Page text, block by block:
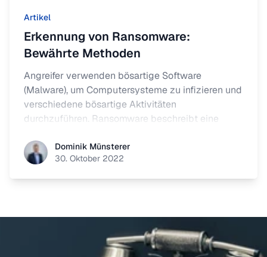
Artikel
Erkennung von Ransomware:
Bewährte Methoden
Angreifer verwenden bösartige Software
(Malware), um Computersysteme zu infizieren und
verschiedene bösartige Aktivitäten
durchzuführen. Ransomware beschreibt eine
Computersysteme zu infizieren, Dateien zu
verschlüsseln und dann Lösegeld im Austausch
für Entschlüsselungsschlüssel zu verlangen.
erfolgen.
Dominik Münsterer
Dominik Münsterer
30. Oktober 2022